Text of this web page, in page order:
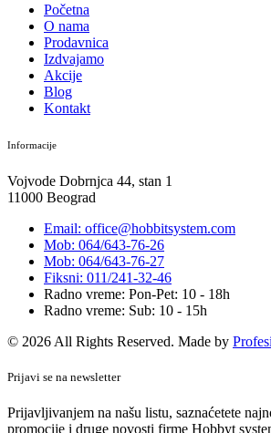
Početna
O nama
Prodavnica
Izdvajamo
Akcije
Blog
Kontakt
Informacije
Vojvode Dobrnjca 44, stan 1
11000 Beograd
Email: office@hobbitsystem.com
Mob: 064/643-76-26
Mob: 064/643-76-27
Fiksni: 011/241-32-46
Radno vreme: Pon-Pet: 10 - 18h
Radno vreme: Sub: 10 - 15h
© 2026 All Rights Reserved. Made by
Prijavi se na newsletter
Prijavljivanjem na našu listu, saznaćetete
promocije i druge novosti firme Hobbyt